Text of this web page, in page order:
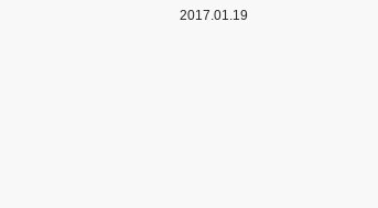
2017.01.19